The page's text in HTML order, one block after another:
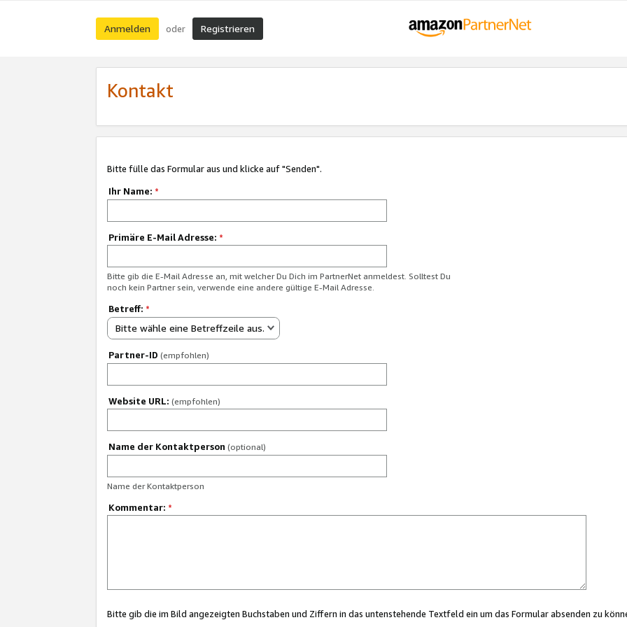
Anmelden oder Registrieren
Kontakt
Bitte fülle das Formular aus und klicke auf "Senden".
Ihr Name: *
Primäre E-Mail Adresse: *
Bitte gib die E-Mail Adresse an, mit welcher Du Dich im PartnerNet anmeldest. Solltest Du
noch kein Partner sein, verwende eine andere gültige E-Mail Adresse.
Betreff: *
Bitte wähle eine Betreffzeile aus.
Partner-ID (empfohlen)
Website URL: (empfohlen)
Name der Kontaktperson (optional)
Name der Kontaktperson
Kommentar: *
Bitte gib die im Bild angezeigten Buchstaben und Ziffern in das untenstehende Textfeld ein um das Formular absenden zu